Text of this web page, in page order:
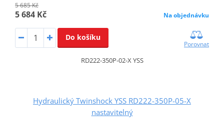
5 685 Kč
5 684 Kč Na objednávku
Do košíku
Porovnat
RD222-350P-02-X YSS
Hydraulický Twinshock YSS RD222-350P-05-X
nastavitelný